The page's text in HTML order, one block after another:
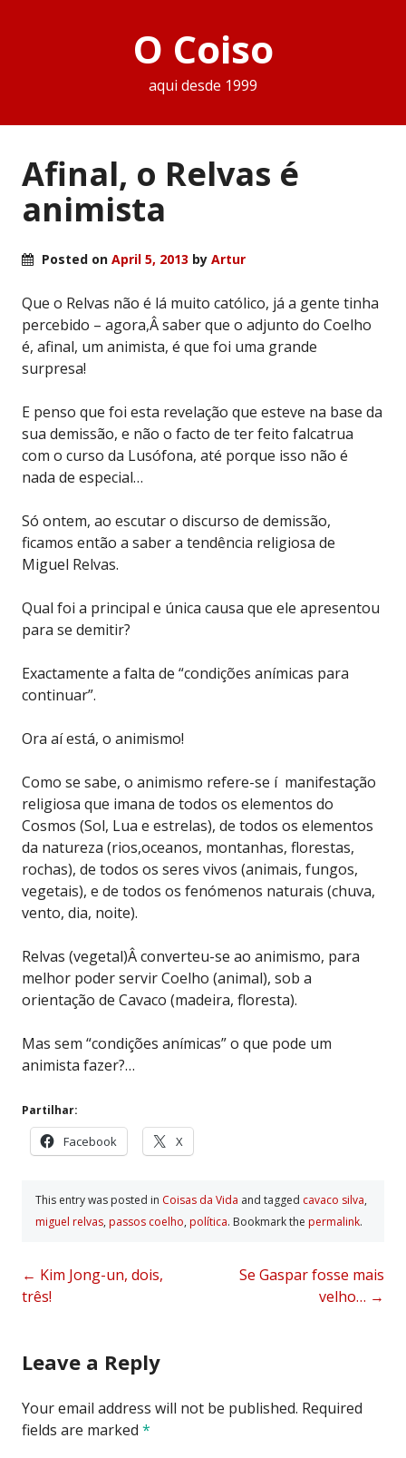
O Coiso
aqui desde 1999
Afinal, o Relvas é
animista
Posted on April 5, 2013 by Artur
Que o Relvas não é lá muito católico, já a gente tinha
percebido – agora,Â saber que o adjunto do Coelho
é, afinal, um animista, é que foi uma grande
surpresa!
E penso que foi esta revelação que esteve na base da
sua demissão, e não o facto de ter feito falcatrua
com o curso da Lusófona, até porque isso não é
nada de especial…
Só ontem, ao escutar o discurso de demissão,
ficamos então a saber a tendência religiosa de
Miguel Relvas.
Qual foi a principal e única causa que ele apresentou
para se demitir?
Exactamente a falta de “condições anímicas para
continuar”.
Ora aí está, o animismo!
Como se sabe, o animismo refere-se í manifestação
religiosa que imana de todos os elementos do
Cosmos (Sol, Lua e estrelas), de todos os elementos
da natureza (rios,oceanos, montanhas, florestas,
rochas), de todos os seres vivos (animais, fungos,
vegetais), e de todos os fenómenos naturais (chuva,
vento, dia, noite).
Relvas (vegetal)Â converteu-se ao animismo, para
melhor poder servir Coelho (animal), sob a
orientação de Cavaco (madeira, floresta).
Mas sem “condições anímicas” o que pode um
animista fazer?…
Partilhar:
Facebook X
This entry was posted in Coisas da Vida and tagged cavaco silva,
miguel relvas, passos coelho, polí­tica. Bookmark the permalink.
Post
navigation
← Kim Jong-un, dois,
três!
Se Gaspar fosse mais
velho… →
Leave a Reply
Your email address will not be published. Required
fields are marked *